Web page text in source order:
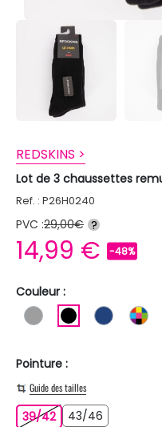
REDSKINS >
Lot de 3 chaussettes
Ref. : P26H0240
PVC :29,00€ ?
14,99 € -48%
Couleur :
GRIS NOIR BLEU
Pointure :
Guide des tailles
39/4239/42
43/46